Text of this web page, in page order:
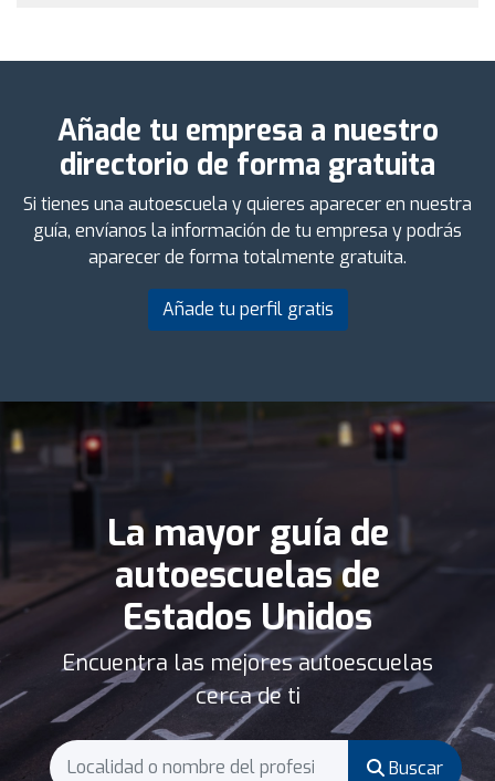
Añade tu empresa a nuestro
directorio de forma gratuita
Si tienes una autoescuela y quieres aparecer en nuestra
guía, envíanos la información de tu empresa y podrás
aparecer de forma totalmente gratuita.
Añade tu perfil gratis
La mayor guía de
autoescuelas de
Estados Unidos
Encuentra las mejores autoescuelas
cerca de ti
Buscar